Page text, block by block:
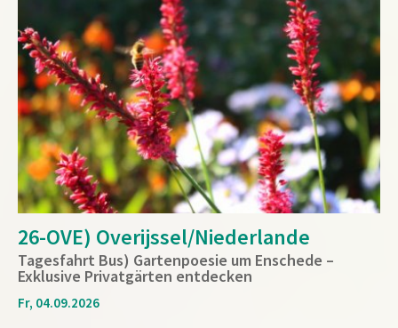
26-OVE) Overijssel/Niederlande
Tagesfahrt Bus) Gartenpoesie um Enschede –
Exklusive Privatgärten entdecken
Fr, 04.09.2026